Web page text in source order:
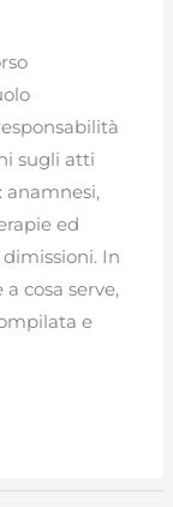
sugli atti
anamnesi,
ed
In
cosa serve,
e